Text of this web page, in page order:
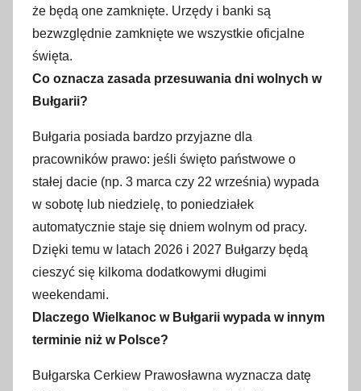
że będą one zamknięte. Urzędy i banki są
bezwzględnie zamknięte we wszystkie oficjalne
święta.
Co oznacza zasada przesuwania dni wolnych w
Bułgarii?
Bułgaria posiada bardzo przyjazne dla
pracowników prawo: jeśli święto państwowe o
stałej dacie (np. 3 marca czy 22 września) wypada
w sobotę lub niedzielę, to poniedziałek
automatycznie staje się dniem wolnym od pracy.
Dzięki temu w latach 2026 i 2027 Bułgarzy będą
cieszyć się kilkoma dodatkowymi długimi
weekendami.
Dlaczego Wielkanoc w Bułgarii wypada w innym
terminie niż w Polsce?
Bułgarska Cerkiew Prawosławna wyznacza datę